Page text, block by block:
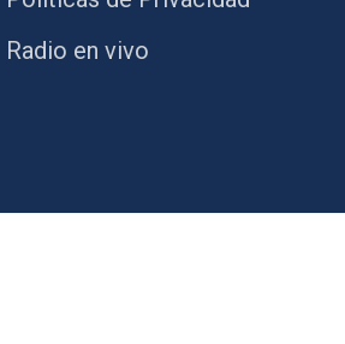
Radio en vivo